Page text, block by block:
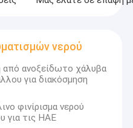
νερού
από ανοξείδωτο χάλυβα
για διακόσμηση
φινίρισμα νερού
για τις ΗΑΕ